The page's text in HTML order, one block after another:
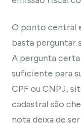
O ponto central
basta perguntar
A pergunta
suficiente para
CPF ou CNPJ,
cadastral são
nota deixa de